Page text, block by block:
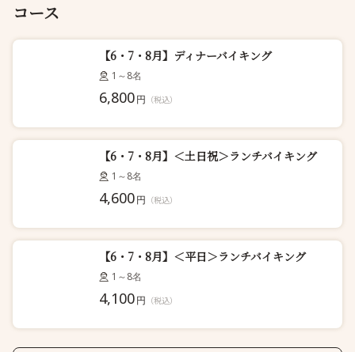
コース
【6・7・8月】ディナーバイキング
1～8名
6,800円 （税込）
【6・7・8月】＜土日祝＞ランチバイキング
1～8名
4,600円 （税込）
【6・7・8月】＜平日＞ランチバイキング
1～8名
4,100円 （税込）